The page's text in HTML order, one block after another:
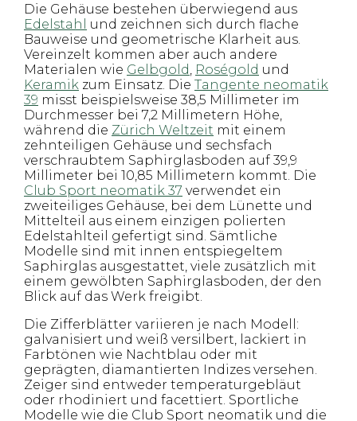
Die Gehäuse bestehen überwiegend aus
Edelstahl
und zeichnen sich durch flache
Bauweise und geometrische Klarheit aus.
Vereinzelt kommen aber auch andere
Materialen wie Gelbgold, Roségold und
Keramik zum Einsatz. Die Tangente neomatik
39 misst beispielsweise 38,5 Millimeter im
Durchmesser bei 7,2 Millimetern Höhe,
während die Zürich Weltzeit mit einem
zehnteiligen Gehäuse und sechsfach
verschraubtem Saphirglasboden auf 39,9
Millimeter bei 10,85 Millimetern kommt. Die
Club Sport neomatik 37 verwendet ein
zweiteiliges Gehäuse, bei dem Lünette und
Mittelteil aus einem einzigen polierten
Edelstahlteil gefertigt sind. Sämtliche
Modelle sind mit innen entspiegeltem
Saphirglas ausgestattet, viele zusätzlich mit
einem gewölbten Saphirglasboden, der den
Blick auf das Werk freigibt.
Die Zifferblätter variieren je nach Modell:
galvanisiert und weiß versilbert, lackiert in
Farbtönen wie Nachtblau oder mit
geprägten, diamantierten Indizes versehen.
Zeiger sind entweder temperaturgebläut
oder rhodiniert und facettiert. Sportliche
Modelle wie die Club Sport neomatik und die